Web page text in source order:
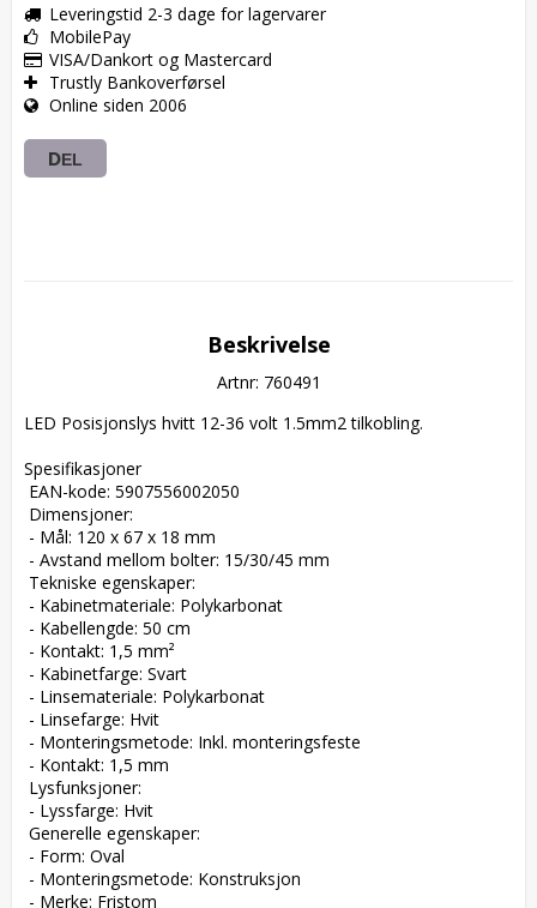
Leveringstid 2-3 dage for lagervarer
MobilePay
VISA/Dankort og Mastercard
Trustly Bankoverførsel
Online siden 2006
DEL
Beskrivelse
Artnr: 760491
LED Posisjonslys hvitt 12-36 volt 1.5mm2 tilkobling.
Spesifikasjoner